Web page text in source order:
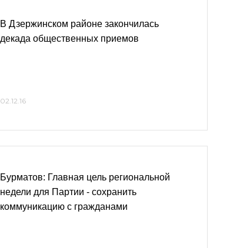
В Дзержинском районе закончилась
декада общественных приемов
02.12.16
Бурматов: Главная цель региональной
недели для Партии - сохранить
коммуникацию с гражданами